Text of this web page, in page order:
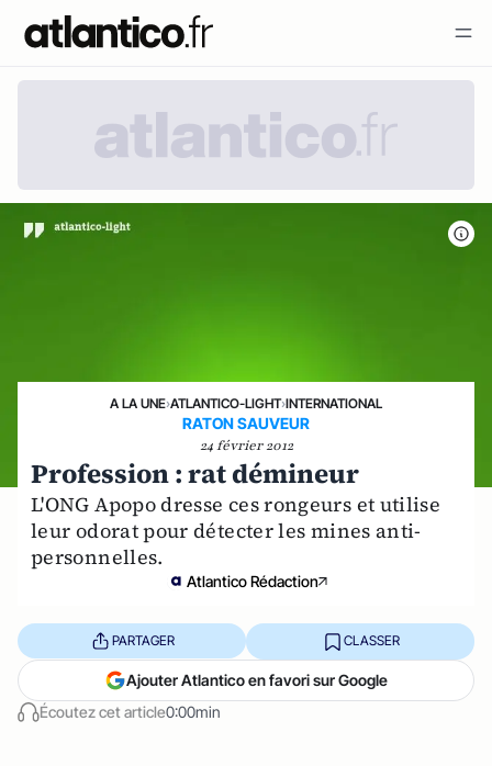
A LA UNE›ATLANTICO-LIGHT›INTERNATIONAL
RATON SAUVEUR
24 février 2012
Profession : rat démineur
L'ONG Apopo dresse ces rongeurs et utilise
leur odorat pour détecter les mines anti-
personnelles.
Atlantico Rédaction
Écoutez cet article0:00min
PARTAGER CLASSER
Ajouter Atlantico en favori sur Google